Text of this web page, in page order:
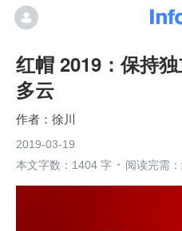
红帽 2019：保持
多云
徐川
2019-03-19
本文字数：1404 字
阅读完需